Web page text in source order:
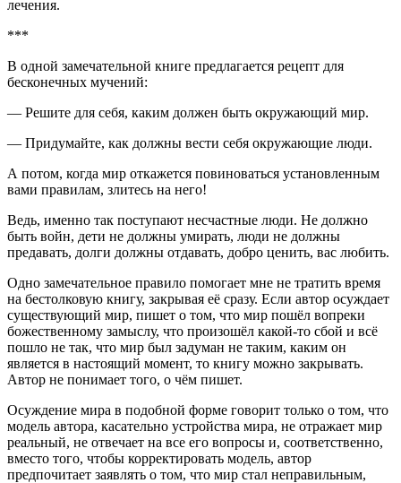
лечения.
***
В одной замечательной книге предлагается рецепт для
бесконечных мучений:
— Решите для себя, каким должен быть окружающий мир.
— Придумайте, как должны вести себя окружающие люди.
А потом, когда мир откажется повиноваться установленным
вами правилам, злитесь на него!
Ведь, именно так поступают несчастные люди. Не должно
быть войн, дети не должны умирать, люди не должны
предавать, долги должны отдавать, добро ценить, вас любить.
Одно замечательное правило помогает мне не тратить время
на бестолковую книгу, закрывая еë сразу. Если автор осуждает
существующий мир, пишет о том, что мир пошёл вопреки
божественному замыслу, что произошёл какой-то сбой и всё
пошло не так, что мир был задуман не таким, каким он
является в настоящий момент, то книгу можно закрывать.
Автор не понимает того, о чём пишет.
Осуждение мира в подобной форме говорит только о том, что
модель автора, касательно устройства мира, не отражает мир
реальный, не отвечает на все его вопросы и, соответственно,
вместо того, чтобы корректировать модель, автор
предпочитает заявлять о том, что мир стал неправильным,